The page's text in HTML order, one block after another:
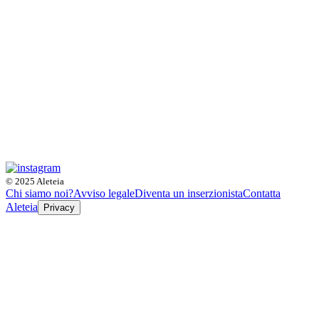
© 2025 Aleteia
Chi siamo noi?Avviso legaleDiventa un inserzionistaContatta
Aleteia
Privacy